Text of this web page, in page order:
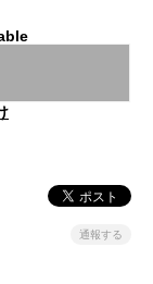
通報する